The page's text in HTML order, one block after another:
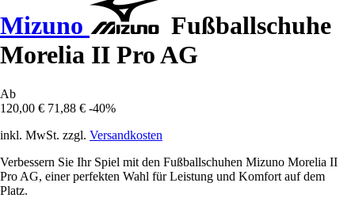
Mizuno
Fußballschuhe
Morelia II Pro AG
Ab
120,00 € 71,88 € -40%
inkl. MwSt. zzgl. Versandkosten
Verbessern Sie Ihr Spiel mit den Fußballschuhen Mizuno Morelia II
Pro AG, einer perfekten Wahl für Leistung und Komfort auf dem
Platz.